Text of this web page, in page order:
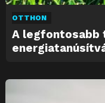
OTTHON
A legfontosabb